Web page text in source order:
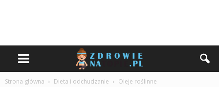
Strona główna Dieta i odchudzanie Oleje roślinne